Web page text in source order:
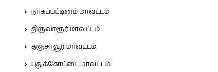
நாகப்பட்டினம் மாவட்டம்
திருவாரூர் மாவட்டம்
தஞ்சாவூர் மாவட்டம்
புதுக்கோட்டை மாவட்டம்